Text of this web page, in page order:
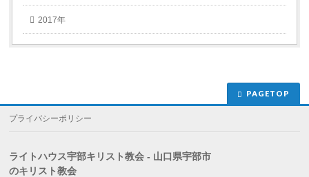
2017年
PAGETOP
プライバシーポリシー
ライトハウス宇部キリスト教会 - 山口県宇部市
のキリスト教会